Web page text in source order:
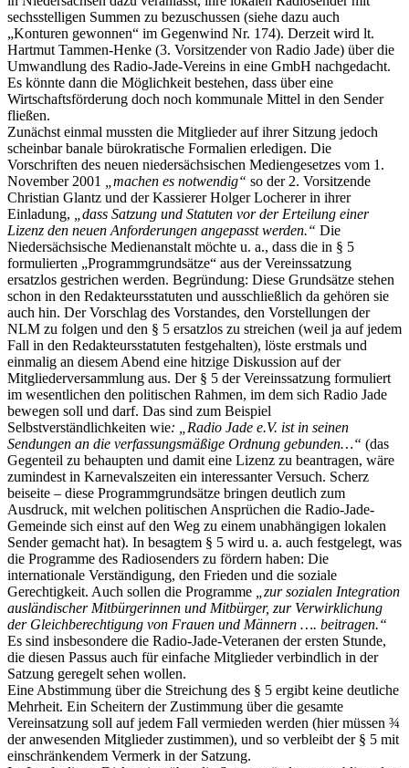
sechsstelligen Summen zu bezuschussen (siehe dazu auch
„Konturen gewonnen“ im Gegenwind Nr. 174). Derzeit wird lt.
Hartmut Tammen-Henke (3. Vorsitzender von Radio Jade) über die
Umwandlung des Radio-Jade-Vereins in eine GmbH nachgedacht.
Es könnte dann die Möglichkeit bestehen, dass über eine
Wirtschaftsförderung doch noch kommunale Mittel in den Sender
fließen.
Zunächst einmal mussten die Mitglieder auf ihrer Sitzung jedoch
scheinbar banale bürokratische Formalien erledigen. Die
Vorschriften des neuen niedersächsischen Mediengesetzes vom 1.
November 2001 „machen es notwendig“ so der 2. Vorsitzende
Christian Glantz und der Kassierer Holger Locherer in ihrer
Einladung, „dass Satzung und Statuten vor der Erteilung einer
Lizenz den neuen Anforderungen angepasst werden.“ Die
Niedersächsische Medienanstalt möchte u. a., dass die in § 5
formulierten „Programmgrundsätze“ aus der Vereinssatzung
ersatzlos gestrichen werden. Begründung: Diese Grundsätze stehen
schon in den Redakteursstatuten und ausschließlich da gehören sie
auch hin. Der Vorschlag des Vorstandes, den Vorstellungen der
NLM zu folgen und den § 5 ersatzlos zu streichen (weil ja auf jedem
Fall in den Redakteursstatuten festgehalten), löste erstmals und
einmalig an diesem Abend eine hitzige Diskussion auf der
Mitgliederversammlung aus. Der § 5 der Vereinssatzung formuliert
im wesentlichen den politischen Rahmen, im dem sich Radio Jade
bewegen soll und darf. Das sind zum Beispiel
Selbstverständlichkeiten wie: „Radio Jade e.V. ist in seinen
Sendungen an die verfassungsmäßige Ordnung gebunden…“ (das
Gegenteil zu behaupten und damit eine Lizenz zu beantragen, wäre
zumindest in Karnevalszeiten ein interessanter Versuch. Scherz
beiseite – diese Programmgrundsätze bringen deutlich zum
Ausdruck, mit welchen politischen Ansprüchen die Radio-Jade-
Gemeinde sich einst auf den Weg zu einem unabhängigen lokalen
Sender gemacht hat). In besagtem § 5 wird u. a. auch festgelegt, was
die Programme des Radiosenders zu fördern haben: Die
internationale Verständigung, den Frieden und die soziale
Gerechtigkeit. Auch sollen die Programme „zur sozialen Integration
ausländischer Mitbürgerinnen und Mitbürger, zur Verwirklichung
der Gleichberechtigung von Frauen und Männern …. beitragen.“
Es sind insbesondere die Radio-Jade-Veteranen der ersten Stunde,
die diesen Passus auch für einfache Mitglieder verbindlich in der
Satzung geregelt sehen wollen.
Eine Abstimmung über die Streichung des § 5 ergibt keine deutliche
Mehrheit. Ein Scheitern der Zustimmung über die gesamte
Vereinsatzung soll auf jedem Fall vermieden werden (hier müssen ¾
der anwesenden Mitglieder zustimmen), und so verbleibt der § 5 mit
einschränkendem Vermerk in der Satzung.